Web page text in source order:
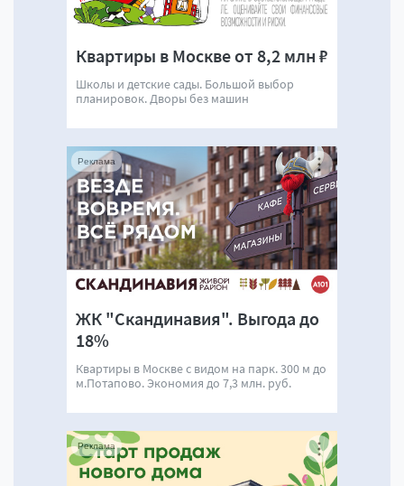
Квартиры в Москве от 8,2 млн ₽
Школы и детские сады. Большой выбор
планировок. Дворы без машин
ЖК "Скандинавия". Выгода до
18%
Квартиры в Москве с видом на парк. 300 м до
м.Потапово. Экономия до 7,3 млн. руб.
Реклама
Реклама